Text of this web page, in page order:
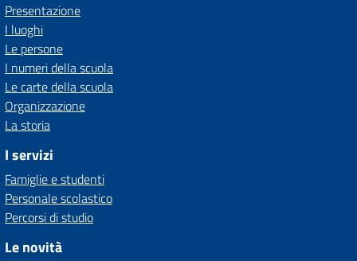
Presentazione
I luoghi
Le persone
I numeri della scuola
Le carte della scuola
Organizzazione
La storia
I servizi
Famiglie e studenti
Personale scolastico
Percorsi di studio
Le novità